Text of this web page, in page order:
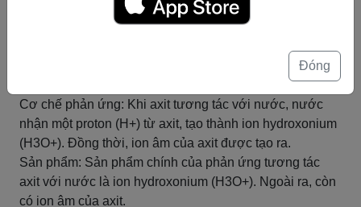
Phản ứng tương tác axit với nước là quá trình xảy ra khi
một axit tương tác với nước, tạo ra sản phẩm mới.
hydroxonium (H3O+) và ion âm. Dưới đây là mô tả chi
Cơ chế phản ứng: Khi axit tương tác với nước, nước
nhận một proton (H+) từ axit, tạo thành ion hydroxonium
(H3O+). Đồng thời, ion âm của axit được tạo ra.
Sản phẩm: Sản phẩm chính của phản ứng tương tác
axit với nước là ion hydroxonium (H3O+). Ngoài ra, còn
có ion âm của axit.
Đóng